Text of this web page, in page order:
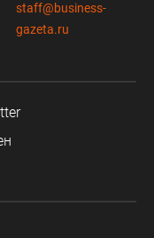
staff@business-
gazeta.ru